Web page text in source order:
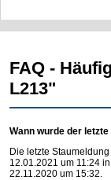
FAQ -
L213"
Wann wurde der
Die letzte
12.01.2021 um 11:24
22.11.2020 um 15:32.